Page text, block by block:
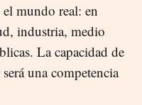
mundo real: en
industria, medio
La capacidad de
una competencia